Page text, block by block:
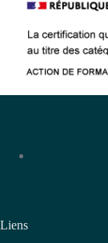
Liens